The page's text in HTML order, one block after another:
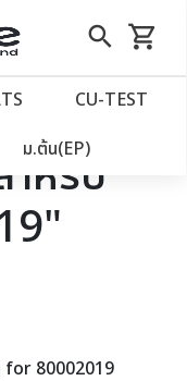
close
search
Skip
to
shopping_cart
รถเข็น
CU‑TEST
ม.ต้น(EP)
หรับ
80002019